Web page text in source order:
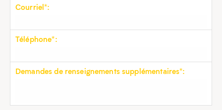
Courriel*:
Téléphone*:
Demandes de renseignements supplémentaires*: